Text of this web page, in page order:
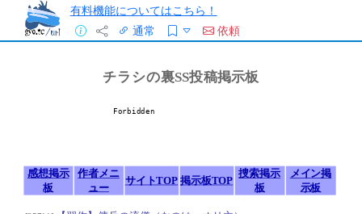
有料機能についてはこちら！
通常
依頼